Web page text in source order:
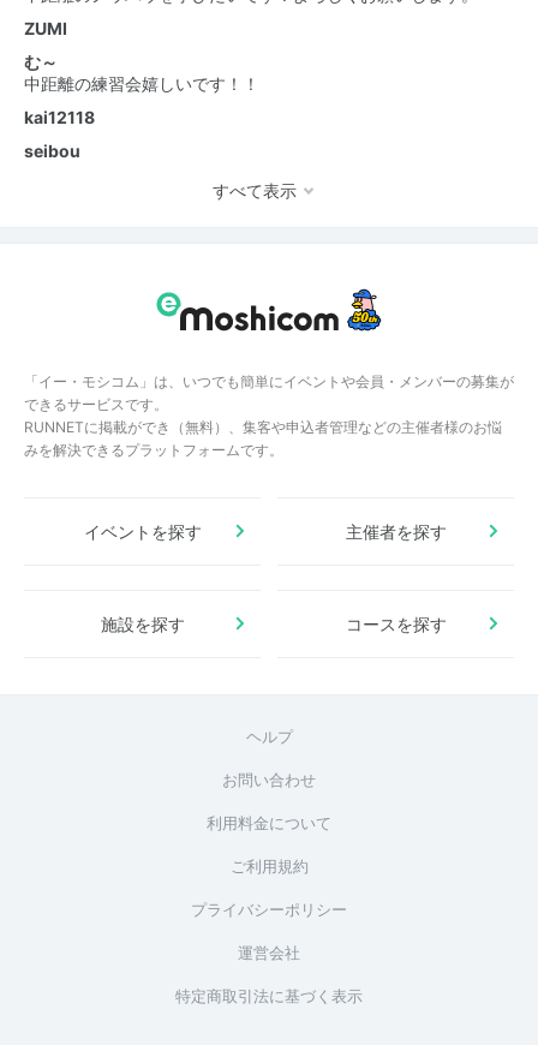
ZUMI
む～
中距離の練習会嬉しいです！！
kai12118
seibou
すべて表示
「イー・モシコム」は、いつでも簡単にイベントや会員・メンバーの募集が
できるサービスです。
RUNNETに掲載ができ（無料）、集客や申込者管理などの主催者様のお悩
みを解決できるプラットフォームです。
イベントを探す 主催者を探す
施設を探す コースを探す
ヘルプ
お問い合わせ
利用料金について
ご利用規約
プライバシーポリシー
運営会社
特定商取引法に基づく表示